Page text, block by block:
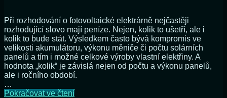
Při rozhodování o fotovoltaické elektrárně nejčastěji
rozhodující slovo mají peníze. Nejen, kolik to ušetří, ale i
kolik to bude stát. Výsledkem často bývá kompromis ve
velikosti akumulátoru, výkonu měniče či počtu solárních
panelů a tím i možné celkové výroby vlastní elektřiny. A
hodnota „kolik“ je závislá nejen od počtu a výkonu panelů,
ale i ročního období.
…
Pokračovat ve čteníVíc